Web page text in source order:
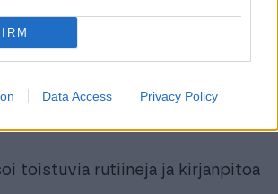
Data Access Privacy Policy
toistuvia rutiineja ja kirjanpitoa